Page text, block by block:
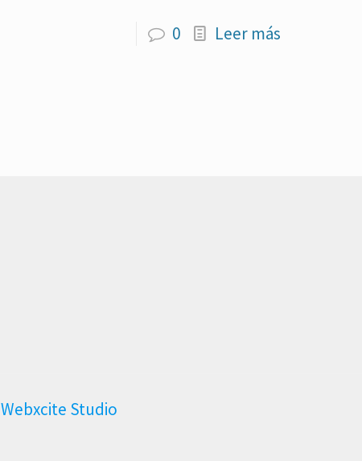
0 Leer más
Webxcite Studio